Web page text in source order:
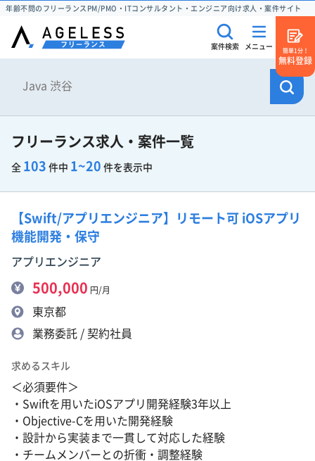
年齢不問のフリーランスPM/PMO・ITコンサルタント・エンジニア向け求人・案件サイト
案件検索 メニュー
簡単1分！
無料登録
フリーランス求人・案件一覧
全 103 件中 1~20 件を表示中
【Swift/アプリエンジニア】リモート可 iOSアプリ
機能開発・保守
アプリエンジニア
500,000 円/月
東京都
業務委託 / 契約社員
求めるスキル
＜必須要件＞
・Swiftを用いたiOSアプリ開発経験3年以上
・Objective-Cを用いた開発経験
・設計から実装まで一貫して対応した経験
・チームメンバーとの折衝・調整経験